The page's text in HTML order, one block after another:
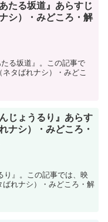
たる坂道』あらすじ
シ）・みどころ・解
る坂道』。この記事で
タばれナシ）・みどこ
じょうるり』あらす
ナシ）・みどころ・
り』。この記事では、映
れナシ）・みどころ・解